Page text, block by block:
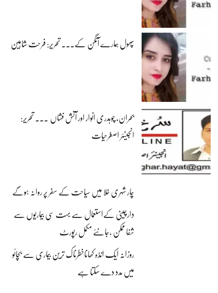
پھول ہمارے آنگن کے۔۔۔ تحریر: فرحت شاہین
بحران، چوہدری انوار اور آتش فشاں ۔۔۔ تحریر:
انجینئر اصغرحیات
چار شہری خلا میں سیاحت کے سفر پر روانہ ہوگے
دارچینی کےاستعمال سے بہت سی بیماریوں سے
شفا ممکن ،جانئے مکمل رپورٹ
روزانہ ایک انڈہ کھاناخطرناک ترین بیماری سے بچائو
میں مدد دے سکتا ہے